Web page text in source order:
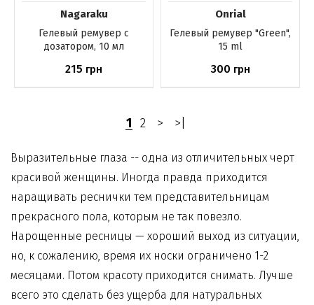
Nagaraku
Гелевый ремувер с
дозатором, 10 мл
215 грн
Onrial
Гелевый ремувер "Green",
15 ml
300 грн
1 2 > >|
Выразительные глаза -- одна из отличительных черт
красивой женщины. Иногда правда приходится
наращивать реснички тем представительницам
прекрасного пола, которым не так повезло.
Нарощенные ресницы — хороший выход из ситуации,
но, к сожалению, время их носки ограничено 1-2
месяцами. Потом красоту приходится снимать. Лучше
всего это сделать без ущерба для натуральных